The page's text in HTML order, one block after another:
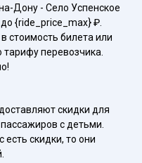
Дону - Село Успенское
{ride_price_max} ₽.
стоимость билета или
перевозчика.
скидки для
с детьми.
скидки, то они